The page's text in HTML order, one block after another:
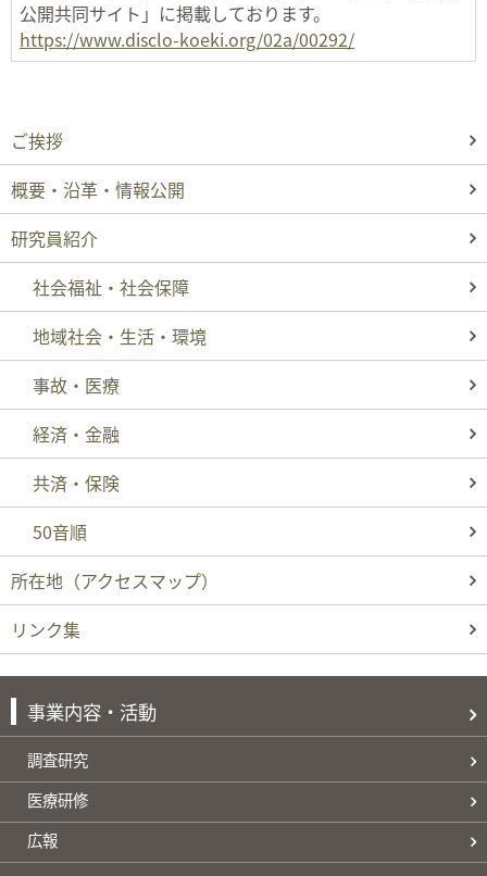
公開共同サイト」に掲載しております。
https://www.disclo-koeki.org/02a/00292/
ご挨拶
概要・沿革・情報公開
研究員紹介
社会福祉・社会保障
地域社会・生活・環境
事故・医療
経済・金融
共済・保険
50音順
所在地 （アクセスマップ）
リンク集
事業内容・活動
調査研究
医療研修
広報